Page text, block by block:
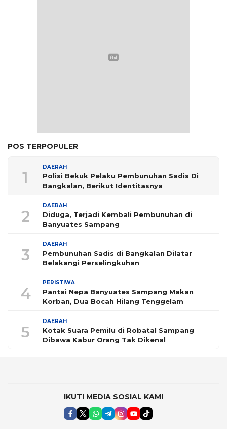
POS TERPOPULER
1
DAERAH
Polisi Bekuk Pelaku Pembunuhan Sadis Di
Bangkalan, Berikut Identitasnya
2
DAERAH
Diduga, Terjadi Kembali Pembunuhan di
Banyuates Sampang
3
DAERAH
Pembunuhan Sadis di Bangkalan Dilatar
Belakangi Perselingkuhan
4
PERISTIWA
Pantai Nepa Banyuates Sampang Makan
Korban, Dua Bocah Hilang Tenggelam
5
DAERAH
Kotak Suara Pemilu di Robatal Sampang
Dibawa Kabur Orang Tak Dikenal
IKUTI MEDIA SOSIAL KAMI